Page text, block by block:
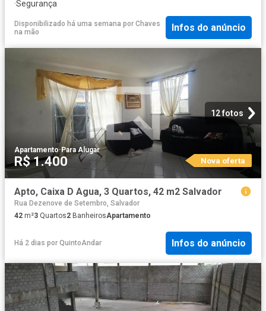
·Segurança
Disponibilizado há uma semana por Chaves
na mão
Infos do anúncio
12 fotos
Apartamento·Para Alugar
R$ 1.400 Nova oferta
Apto, Caixa D Agua, 3 Quartos, 42 m2 Salvador
Rua Dezenove de Setembro, Salvador
42 m²3 Quartos2 BanheirosApartamento
Há 2 dias por QuintoAndar Infos do anúncio